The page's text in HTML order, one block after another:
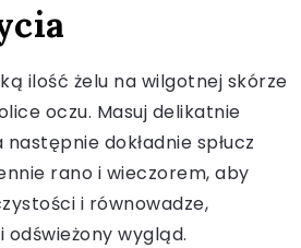
ilość żelu na wilgotnej skórze
oczu. Masuj delikatnie
dokładnie spłucz
rano i wieczorem, aby
i równowadze,
odświeżony wygląd.